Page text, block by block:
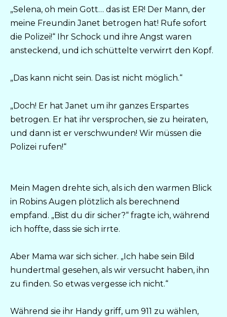
„Selena, oh mein Gott… das ist ER! Der Mann, der
meine Freundin Janet betrogen hat! Rufe sofort
die Polizei!“ Ihr Schock und ihre Angst waren
ansteckend, und ich schüttelte verwirrt den Kopf.
„Das kann nicht sein. Das ist nicht möglich.“
„Doch! Er hat Janet um ihr ganzes Erspartes
betrogen. Er hat ihr versprochen, sie zu heiraten,
und dann ist er verschwunden! Wir müssen die
Polizei rufen!“
Mein Magen drehte sich, als ich den warmen Blick
in Robins Augen plötzlich als berechnend
empfand. „Bist du dir sicher?“ fragte ich, während
ich hoffte, dass sie sich irrte.
Aber Mama war sich sicher. „Ich habe sein Bild
hundertmal gesehen, als wir versucht haben, ihn
zu finden. So etwas vergesse ich nicht.“
Während sie ihr Handy griff, um 911 zu wählen,